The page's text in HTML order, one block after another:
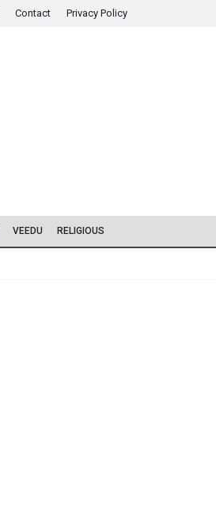
Contact Privacy Policy
VEEDU RELIGIOUS